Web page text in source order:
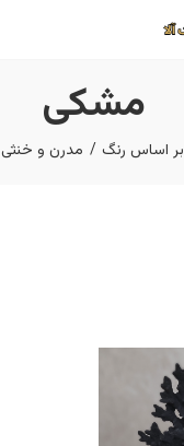
مشکی
بر اساس رنگ مدرن و خنثی